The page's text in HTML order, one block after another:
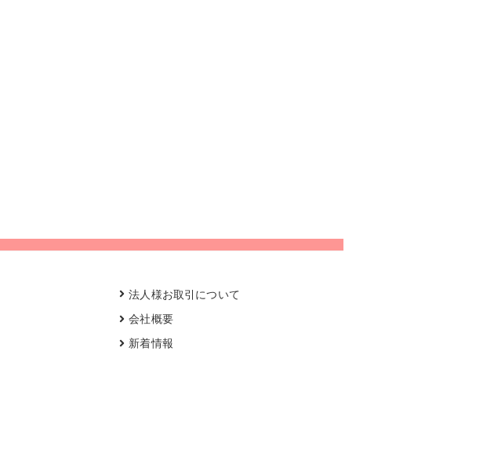
法人様お取引について
会社概要
新着情報